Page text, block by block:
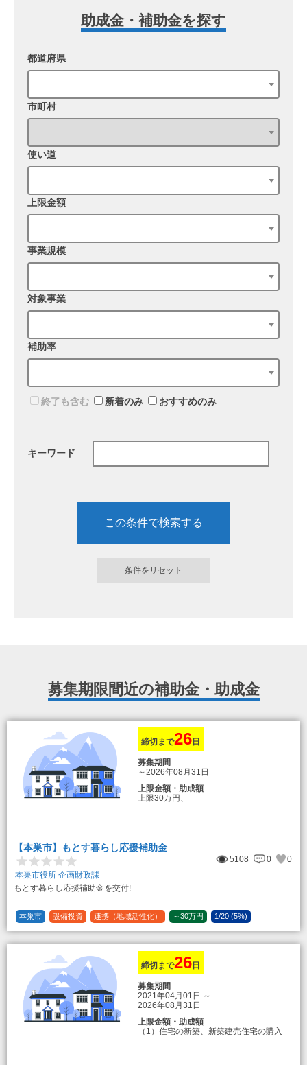
助成金・補助金を探す
都道府県
市町村
使い道
上限金額
事業規模
対象事業
補助率
終了も含む 新着のみ おすすめのみ
キーワード
募集期限間近の補助金・助成金
締切まで26日
募集期間
～2026年08月31日
上限金額・助成額
上限30万円、
【本巣市】もとす暮らし応援補助金
5108 0
0
本巣市役所 企画財政課
もとす暮らし応援補助金を交付!
本巣市 設備投資 連携（地域活性化） ～30万円 1/20 (5%)
締切まで26 日
募集期間
2021年04月01日 ～
2026年08月31日
上限金額・助成額
（1）住宅の新築、新築建売住宅の購入